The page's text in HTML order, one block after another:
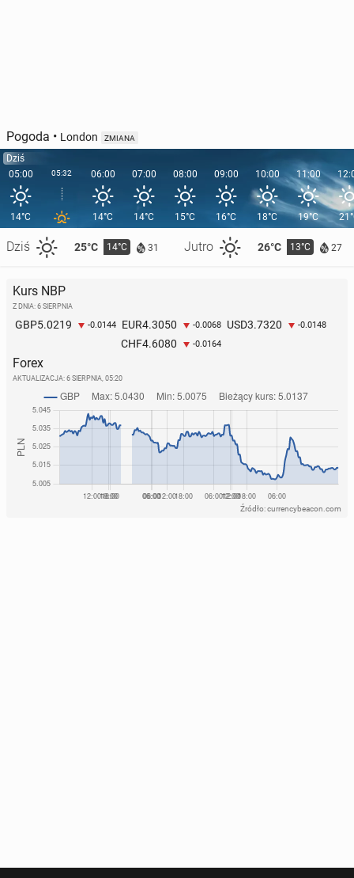
Pogoda • London ZMIANA
Dziś
05:00
14°C
Dziś 25°C 14°C 31 Jutro 26°C 13°C 27
05:32 06:00
14°C
07:00
14°C
08:00
15°C
09:00
16°C
10:00
18°C
11:00
19°C
Kurs NBP
Z DNIA: 6 SIERPNIA
GBP5.0219 -0.0144 EUR4.3050 -0.0068 USD3.7320 -0.0148
CHF4.6080 -0.0164
Forex
AKTUALIZACJA: 6 SIERPNIA, 05:20
Źródło: currencybeacon.com